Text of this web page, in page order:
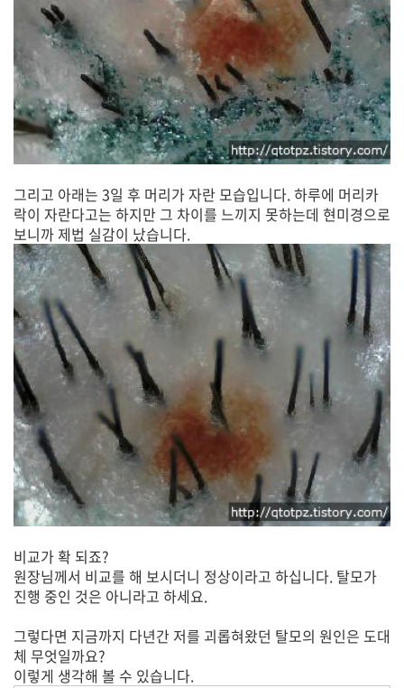
그리고 아래는 3일 후 머리가 자란 모습입니다. 하루에 머리카
락이 자란다고는 하지만 그 차이를 느끼지 못하는데 현미경으로
보니까 제법 실감이 났습니다.
비교가 확 되죠?
원장님께서 비교를 해 보시더니 정상이라고 하십니다. 탈모가
진행 중인 것은 아니라고 하세요.
그렇다면 지금까지 다년간 저를 괴롭혀왔던 탈모의 원인은 도대
체 무엇일까요?
이렇게 생각해 볼 수 있습니다.